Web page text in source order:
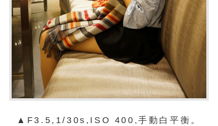
▲F3.5,1/30s,ISO 400 ,手動白平衡。